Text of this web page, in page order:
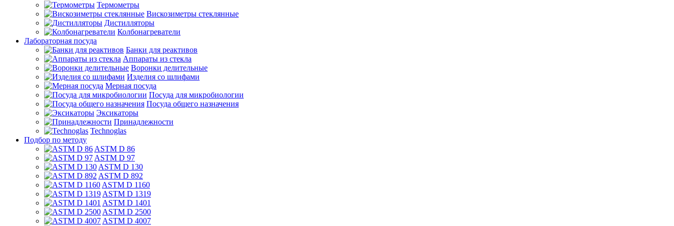
Термометры
Вискозиметры стеклянные
Дистилляторы
Колбонагреватели
Лабораторная посуда
Банки для реактивов
Аппараты из стекла
Воронки делительные
Изделия со шлифами
Мерная посуда
Посуда для микробиологии
Посуда общего назначения
Эксикаторы
Принадлежности
Technoglas
Подбор по методу
ASTM D 86
ASTM D 97
ASTM D 130
ASTM D 892
ASTM D 1160
ASTM D 1319
ASTM D 1401
ASTM D 2500
ASTM D 4007